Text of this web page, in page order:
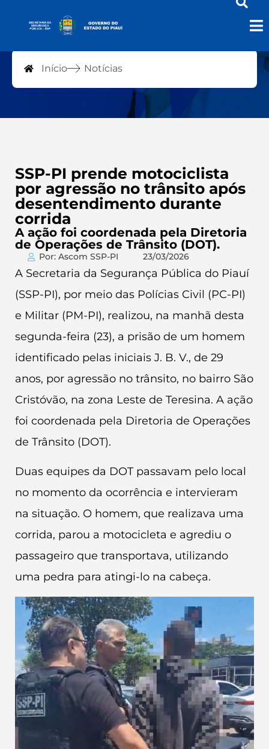
Notícias
Início Notícias
SSP-PI prende motociclista
por agressão no trânsito após
desentendimento durante
corrida
A ação foi coordenada pela Diretoria
de Operações de Trânsito (DOT).
Por: Ascom SSP-PI 23/03/2026
A Secretaria da Segurança Pública do Piauí
(SSP-PI), por meio das Polícias Civil (PC-PI)
e Militar (PM-PI), realizou, na manhã desta
segunda-feira (23), a prisão de um homem
identificado pelas iniciais J. B. V., de 29
anos, por agressão no trânsito, no bairro São
Cristóvão, na zona Leste de Teresina. A ação
foi coordenada pela Diretoria de Operações
de Trânsito (DOT).
Duas equipes da DOT passavam pelo local
no momento da ocorrência e intervieram
na situação. O homem, que realizava uma
corrida, parou a motocicleta e agrediu o
passageiro que transportava, utilizando
uma pedra para atingi-lo na cabeça.